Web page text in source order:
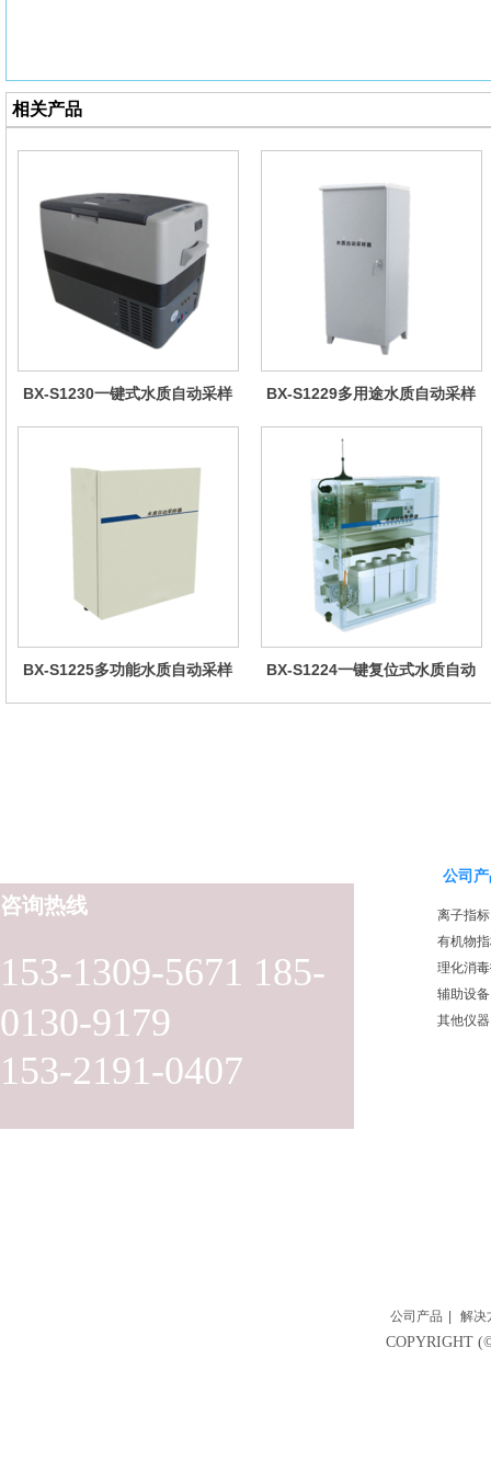
相关产品
BX-S1230一键式水质自动采样
BX-S1229多用途水质自动采样
BX-S1225多功能水质自动采样
BX-S1224一键复位式水质自动
153-1309-5671 185-
0130-9179
153-2191-0407
咨询热线
公司
离子指标
有机物
理化消
辅助设备
其他仪器
公司产品 解决
COPYRIGHT